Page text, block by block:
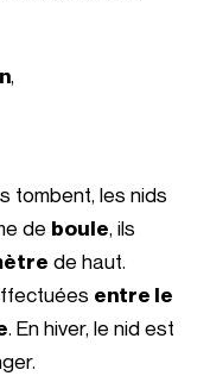
,
tombent, les nids
de boule, ils
de haut.
entre le
. En hiver, le nid est